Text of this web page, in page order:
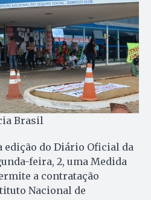
Brasil
edição do Diário Oficial da
feira, 2, uma Medida
a contratação
Nacional de